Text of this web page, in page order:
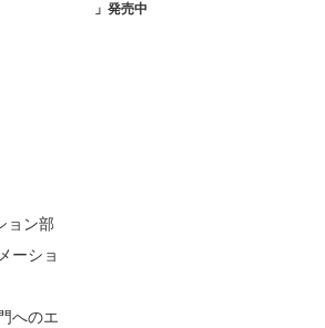
ョン部
ーショ
へのエ
」発売中